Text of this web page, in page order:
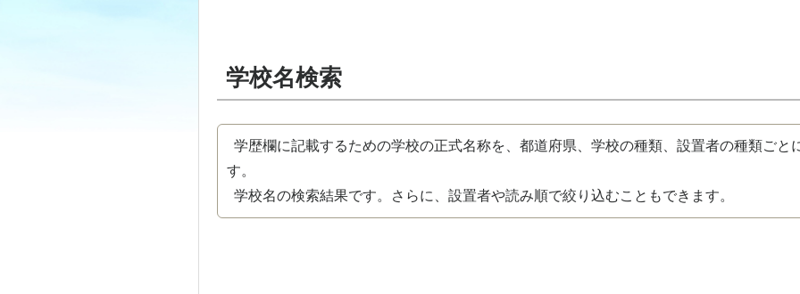
学校名検索
学歴欄に記載するための学校の正式名称を、都道府県、学校の種類、設置者の種類ごと
す。
学校名の検索結果です。さらに、設置者や読み順で絞り込むこともできます。